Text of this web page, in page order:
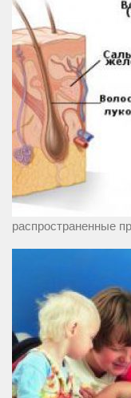
распространенные